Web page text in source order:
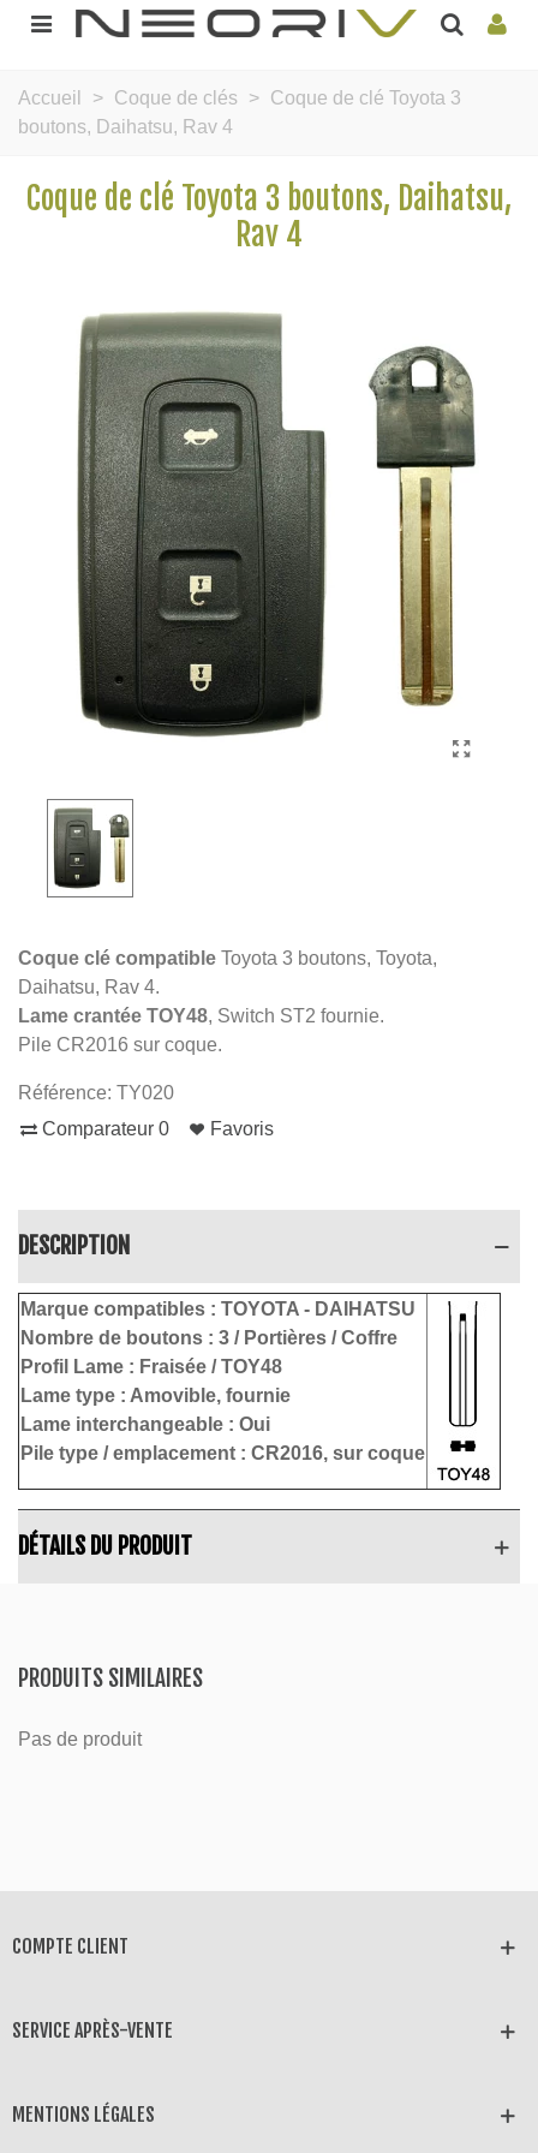
Accueil > Coque de clés > Coque de clé Toyota 3
boutons, Daihatsu, Rav 4
Coque de clé Toyota 3 boutons, Daihatsu,
Rav 4
Coque clé compatible Toyota 3 boutons, Toyota,
Daihatsu, Rav 4.
Lame crantée TOY48, Switch ST2 fournie.
Pile CR2016 sur coque.
Référence: TY020
Comparateur 0 Favoris
DESCRIPTION
Marque compatibles : TOYOTA - DAIHATSU
Nombre de boutons : 3 / Portières / Coffre
Profil Lame : Fraisée / TOY48
Lame type : Amovible, fournie
Lame interchangeable : Oui
Pile type / emplacement : CR2016, sur coque
DÉTAILS DU PRODUIT
PRODUITS SIMILAIRES
Pas de produit
COMPTE CLIENT
SERVICE APRÈS-VENTE
MENTIONS LÉGALES